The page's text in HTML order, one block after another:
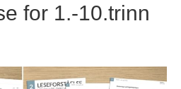
for 1.-10.trinn